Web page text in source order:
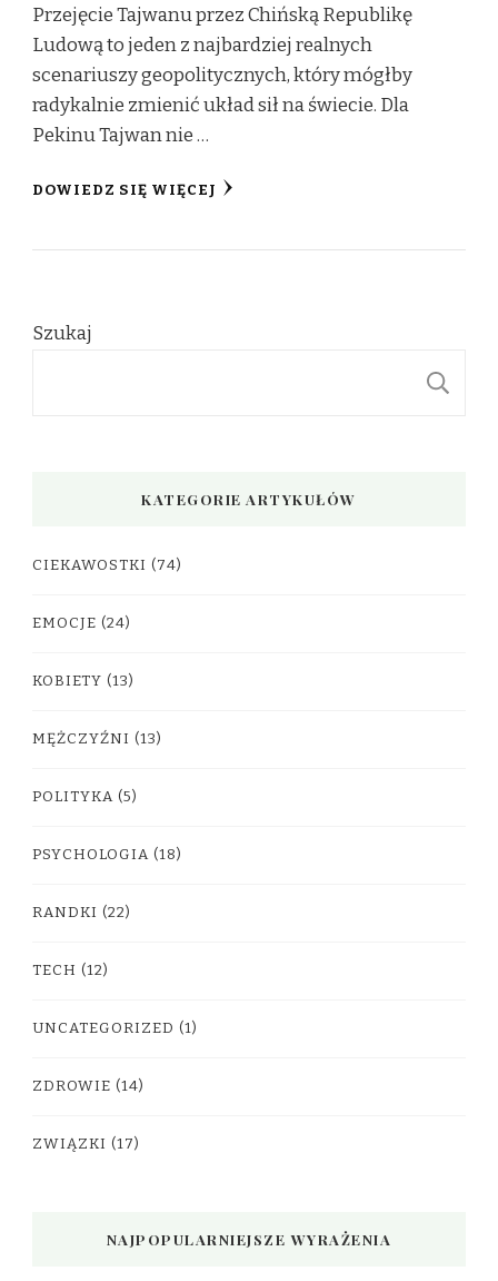
Przejęcie Tajwanu przez Chińską Republikę
Ludową to jeden z najbardziej realnych
scenariuszy geopolitycznych, który mógłby
radykalnie zmienić układ sił na świecie. Dla
Pekinu Tajwan nie …
DOWIEDZ SIĘ WIĘCEJ
Szukaj
KATEGORIE ARTYKUŁÓW
CIEKAWOSTKI (74)
EMOCJE (24)
KOBIETY (13)
MĘŻCZYŹNI (13)
POLITYKA (5)
PSYCHOLOGIA (18)
RANDKI (22)
TECH (12)
UNCATEGORIZED (1)
ZDROWIE (14)
ZWIĄZKI (17)
NAJPOPULARNIEJSZE WYRAŻENIA